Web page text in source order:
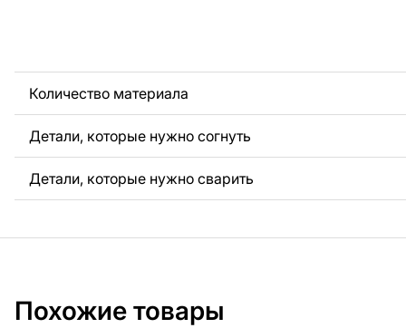
Количество материала
Детали, которые нужно согнуть
Детали, которые нужно сварить
Похожие товары